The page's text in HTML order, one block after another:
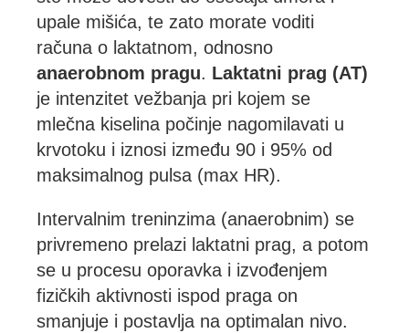
upale mišića, te zato morate voditi
računa o laktatnom, odnosno
anaerobnom pragu. Laktatni prag (AT)
je intenzitet vežbanja pri kojem se
mlečna kiselina počinje nagomilavati u
krvotoku i iznosi između 90 i 95% od
maksimalnog pulsa (max HR).
Intervalnim treninzima (anaerobnim) se
privremeno prelazi laktatni prag, a potom
se u procesu oporavka i izvođenjem
fizičkih aktivnosti ispod praga on
smanjuje i postavlja na optimalan nivo.